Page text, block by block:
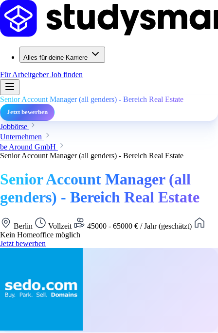
Alles für deine Karriere
Für ArbeitgeberJob finden
Senior Account Manager (all genders) - Bereich Real Estate
Jetzt bewerben
Jobbörse
Unternehmen
be Around GmbH
Senior Account Manager (all genders) - Bereich Real Estate
Senior Account Manager (all
genders) - Bereich Real Estate
Berlin Vollzeit
45000 - 65000 € / Jahr (geschätzt)
Kein Homeoffice möglich
Jetzt bewerben